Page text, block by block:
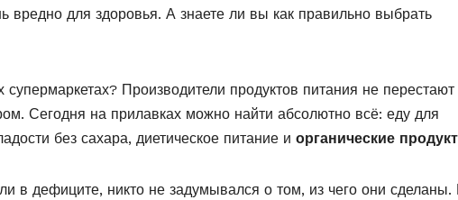
вредно для здоровья. А знаете ли вы как правильно выбрать
Производители продуктов питания не перестают
Сегодня на прилавках можно найти абсолютно всё: еду для
без сахара, диетическое питание и органические
в дефиците, никто не задумывался о том, из чего они сделаны.